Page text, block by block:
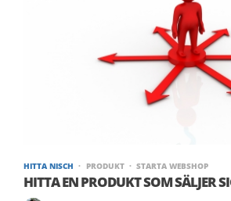
HITTA NISCH PRODUKT STARTA WEBSHOP
HITTA EN PRODUKT SOM SÄLJER